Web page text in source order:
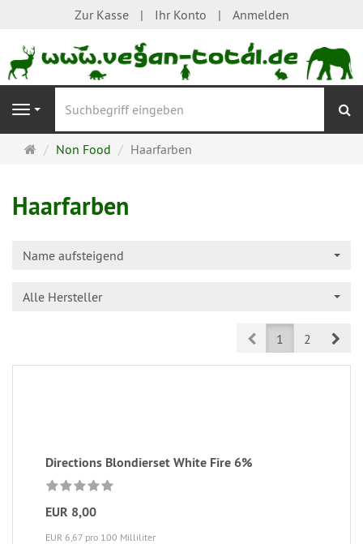
Zur Kasse Ihr Konto Anmelden
Navigation
Startseite
Non Food Haarfarben
Haarfarben
Name aufsteigend
Alle Hersteller
Prev1 2
Directions Blondierset White Fire 6%
EUR 8,00
EUR 6,67 pro 100 Milliliter